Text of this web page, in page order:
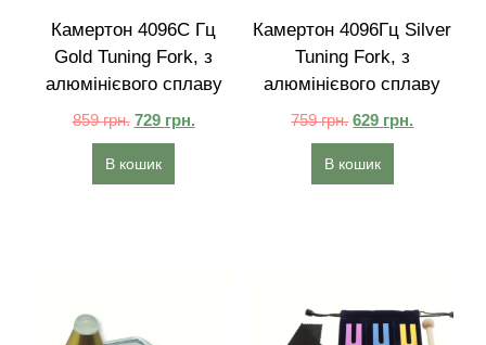
Камертон 4096C Гц
Gold Tuning Fork, з
алюмінієвого сплаву
859грн. 729 грн.
В кошик
Камертон 4096Гц Silver
Tuning Fork, з
алюмінієвого сплаву
759грн. 629 грн.
В кошик